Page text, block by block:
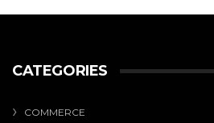
CATEGORIES
COMMERCE